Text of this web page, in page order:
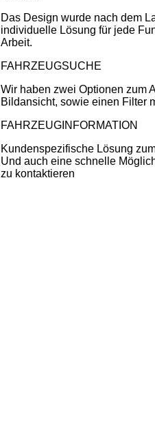
Das Design wurde nach dem
individuelle Lösung für jede
Arbeit.
FAHRZEUGSUCHE
Wir haben zwei Optionen zum
Bildansicht, sowie einen Filter
FAHRZEUGINFORMATION
Kundenspezifische Lösung
Und auch eine schnelle
zu kontaktieren